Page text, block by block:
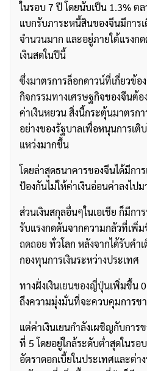
ในรอบ 7 ปี โดยนับเป็น 1.3% ต
แบกรับภาระหนี้สินของจีนมีการ
จำนวนมาก และอยู่ภายใต้แรงก
เงินสดในปีนี้
ซึ่งมาตรการล็อกดาวน์ที่เกี่ยวข้อ
กิจกรรมทางเศรษฐกิจของจีนต้
ค่าเงินหยวน สิ่งนี้กระตุ้นมาตรก
อย่างของรัฐบาลเพื่อหนุนการเติ
แหว่งมากขึ้น
โดยล่าสุดธนาคารของจีนได้มีกา
ป้องกันไม่ให้ค่าเงินอ่อนค่าลงไป
ส่วนเงินสกุลอื่นๆในเอเชีย ก็มีกา
รับแรงกดดันจากความกลัวที่เพิ่
ถดถอย ทั่วโลก หลังจากได้รับคำ
กองทุนการเงินระหว่างประเทศ
ทางฝั่งเงินเยนของญี่ปุ่นเพิ่มขึ้น
ถึงความมุ่งมั่นที่จะควบคุมการข
แต่ค่าเงินเยนกำลังเผชิญกับกา
ที่ 5 โดยอยู่ใกล้ระดับต่ำสุดในรอ
อัตราดอกเบี้ยในประเทศและต่า